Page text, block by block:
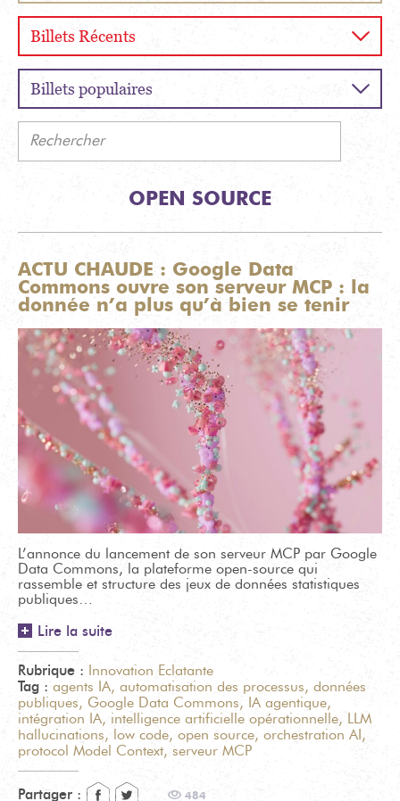
Billets Récents
Billets populaires
Rechercher
OPEN SOURCE
ACTU CHAUDE : Google Data
Commons ouvre son serveur MCP : la
donnée n’a plus qu’à bien se tenir
L’annonce du lancement de son serveur MCP par Google
Data Commons, la plateforme open-source qui
rassemble et structure des jeux de données statistiques
publiques…
Lire la suite
Rubrique : Innovation Eclatante
Tag : agents IA, automatisation des processus, données
publiques, Google Data Commons, IA agentique,
intégration IA, intelligence artificielle opérationnelle, LLM
hallucinations, low code, open source, orchestration AI ,
protocol Model Context, serveur MCP
Partager : 484